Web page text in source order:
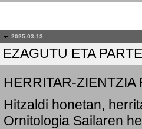
2025-03-13
EZAGUTU ETA
HERRITAR-ZIENTZIA
Hitzaldi honetan,
Ornitologia Sailaren